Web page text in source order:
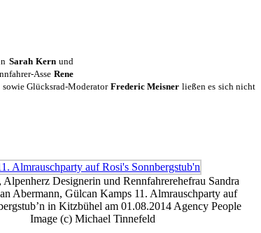
Sarah Kernund
AsseRene
sowie Glücksrad-Moderator Frederic Meisner ließen es sich nicht
Designerin und Rennfahrerehefrau Sandra
Abermann, Gülcan Kamps 11. Almrauschparty auf
in Kitzbühel am 01.08.2014 Agency People
Image (c) Michael Tinnefeld